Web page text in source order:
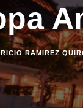
RAMIREZ